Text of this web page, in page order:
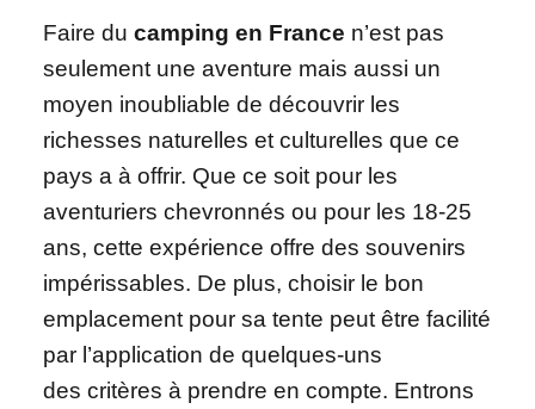
Faire du camping en France n’est pas
seulement une aventure mais aussi un
moyen inoubliable de découvrir les
richesses naturelles et culturelles que ce
pays a à offrir. Que ce soit pour les
aventuriers chevronnés ou pour les 18-25
ans, cette expérience offre des souvenirs
impérissables. De plus, choisir le bon
emplacement pour sa tente peut être facilité
par l’application de quelques-uns
des critères à prendre en compte. Entrons